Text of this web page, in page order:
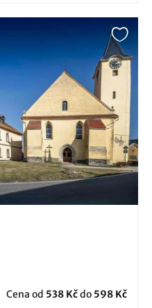
Cena od 538 Kčdo 598 Kč